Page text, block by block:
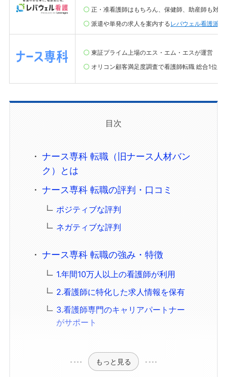
正・准看護師はもちろん、保健師、助産師も対象
派遣や単発の求人を案内するレバウェル看護派遣
東証プライム上場のエス・エム・エスが運営
オリコン顧客満足度調査で看護師転職 総合1位
目次
ナース専科 転職（旧ナース人材バン
ク）とは
ナース専科 転職の評判・口コミ
ポジティブな評判
ネガティブな評判
ナース専科 転職の強み・特徴
1.年間10万人以上の看護師が利用
2.看護師に特化した求人情報を保有
3.看護師専門のキャリアパートナー
がサポート
もっと見る